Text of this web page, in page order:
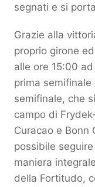
segnati e si
Grazie alla
proprio girone
alle ore 15:00
prima
semifinale, che
campo di
Curacao e Bonn
possibile
maniera
della Fortitudo,